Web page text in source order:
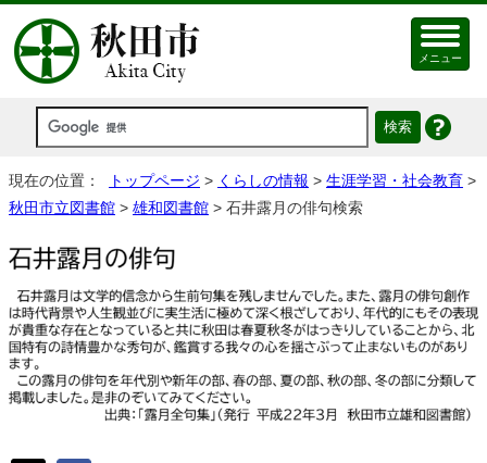
メニュー
現在の位置： トップページ > くらしの情報 > 生涯学習・社会教育 >
秋田市立図書館 > 雄和図書館 > 石井露月の俳句検索